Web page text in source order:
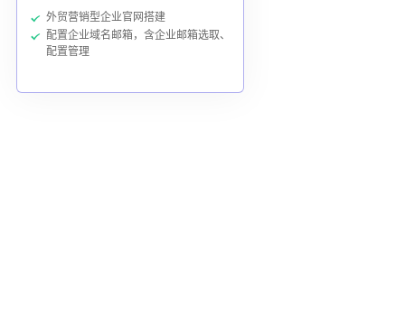
外贸营销型企业官网搭建
配置企业域名邮箱，含企业邮箱选取、
配置管理